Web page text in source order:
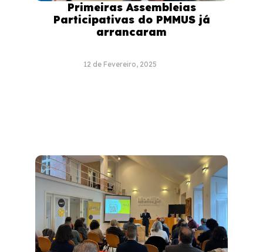
Primeiras Assembleias
Participativas do PMMUS já
arrancaram
12 de Fevereiro, 2025